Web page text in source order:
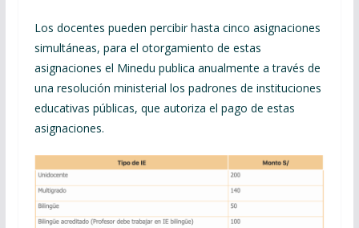
Los docentes pueden percibir hasta cinco asignaciones
simultáneas, para el otorgamiento de estas
asignaciones el Minedu publica anualmente a través de
una resolución ministerial los padrones de instituciones
educativas públicas, que autoriza el pago de estas
asignaciones.